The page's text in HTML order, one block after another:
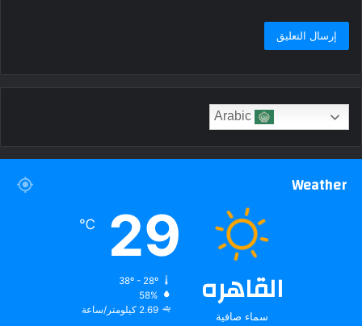
Weather
القاهره
سماء صافية
29
℃
38º - 28º
58%
2.69 كيلومتر/ساعة